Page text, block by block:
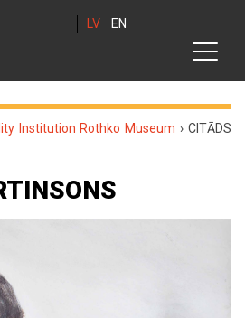
LV EN
Institution Rothko Museum ›CITĀDS